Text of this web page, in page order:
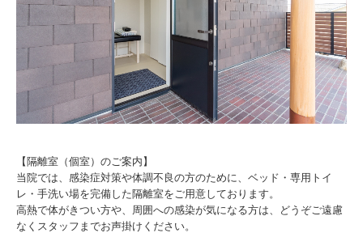
【隔離室（個室）のご案内】
当院では、感染症対策や体調不良の方のために、ベッド・専用トイ
レ・手洗い場を完備した隔離室をご用意しております。
高熱で体がきつい方や、周囲への感染が気になる方は、どうぞご遠慮
なくスタッフまでお声掛けください。